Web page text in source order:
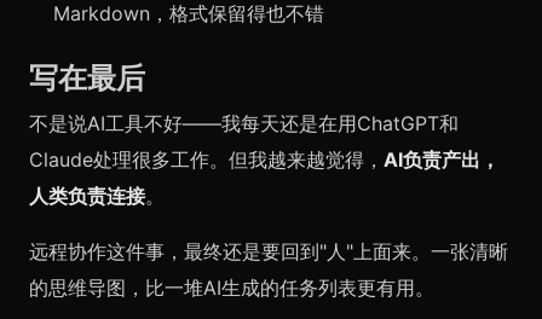
Markdown，格式保留得也不错
写在最后
不是说AI工具不好——我每天还是在用ChatGPT和
Claude处理很多工作。但我越来越觉得， AI负责产出，
人类负责连接。
远程协作这件事，最终还是要回到"人"上面来。一张清晰
的思维导图，比一堆AI生成的任务列表更有用。